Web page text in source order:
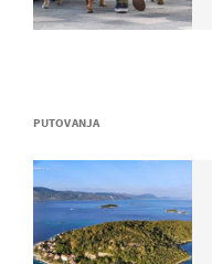
PUTOVANJA